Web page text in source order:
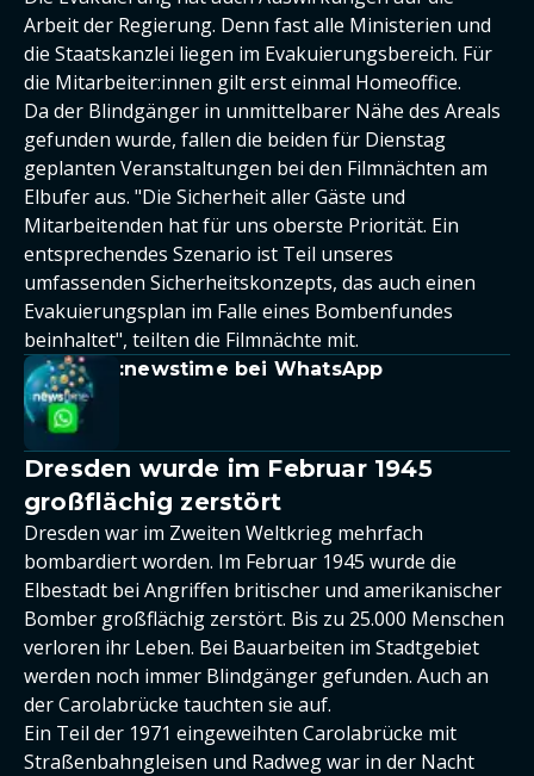
Arbeit der Regierung. Denn fast alle Ministerien und
die Staatskanzlei liegen im Evakuierungsbereich. Für
die Mitarbeiter:innen gilt erst einmal Homeoffice.
Da der Blindgänger in unmittelbarer Nähe des Areals
gefunden wurde, fallen die beiden für Dienstag
geplanten Veranstaltungen bei den Filmnächten am
Elbufer aus. "Die Sicherheit aller Gäste und
Mitarbeitenden hat für uns oberste Priorität. Ein
entsprechendes Szenario ist Teil unseres
umfassenden Sicherheitskonzepts, das auch einen
Evakuierungsplan im Falle eines Bombenfundes
beinhaltet", teilten die Filmnächte mit.
:newstime bei WhatsApp
Dresden wurde im Februar 1945
großflächig zerstört
Dresden war im Zweiten Weltkrieg mehrfach
bombardiert worden. Im Februar 1945 wurde die
Elbestadt bei Angriffen britischer und amerikanischer
Bomber großflächig zerstört. Bis zu 25.000 Menschen
verloren ihr Leben. Bei Bauarbeiten im Stadtgebiet
werden noch immer Blindgänger gefunden. Auch an
der Carolabrücke tauchten sie auf.
Ein Teil der 1971 eingeweihten Carolabrücke mit
Straßenbahngleisen und Radweg war in der Nacht